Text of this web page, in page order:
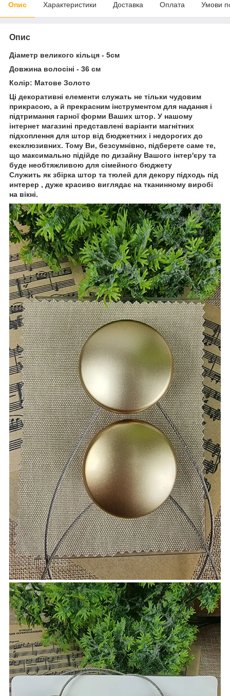
Опис Характеристики Доставка Оплата Умови
Опис
Діаметр великого кільця - 5см
Довжина волосіні - 36 см
Колір: Матове Золото
Ці декоративні елементи служать не тільки чудовим
прикрасою, а й прекрасним інструментом для надання і
підтримання гарної форми Ваших штор. У нашому
інтернет магазині представлені варіанти магнітних
підхоплення для штор від бюджетних і недорогих до
ексклюзивних. Тому Ви, безсумнівно, підберете саме те,
що максимально підійде по дизайну Вашого інтер'єру та
буде необтяжливою для сімейного бюджету
Служить як збірка штор та тюлей для декору підходь під
интерер , дуже красиво виглядає на тканинному виробі
на вікні.